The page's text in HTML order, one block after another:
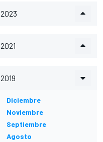
2023
2021
2019
Diciembre
Noviembre
Septiembre
Agosto